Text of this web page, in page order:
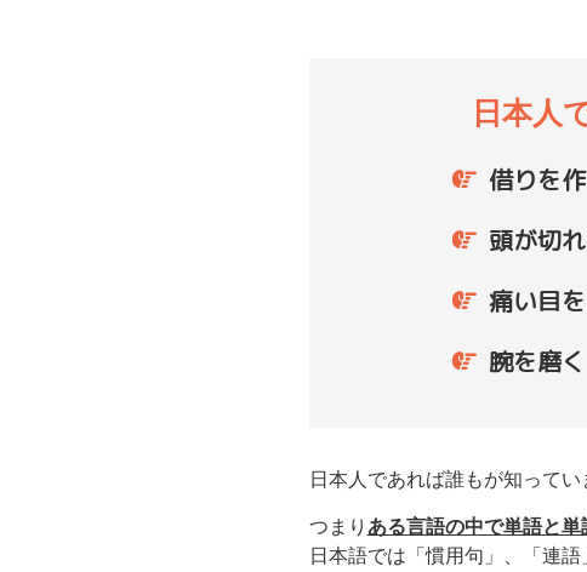
日本人
借りを
頭が切
痛い目
腕を磨く
日本人であれば誰もが知って
つまり ある言語の中で単語と
日本語では「慣用句」、「連語